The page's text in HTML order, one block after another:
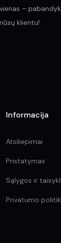
–
klientu!
Informacija
Atsiliepimai
Pristatymas
Sąlygos ir
Privatumo